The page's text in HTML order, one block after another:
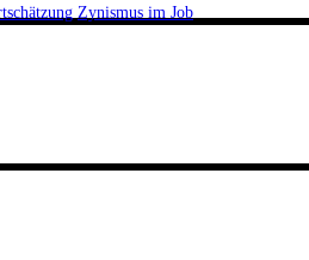
Zynismus im Job